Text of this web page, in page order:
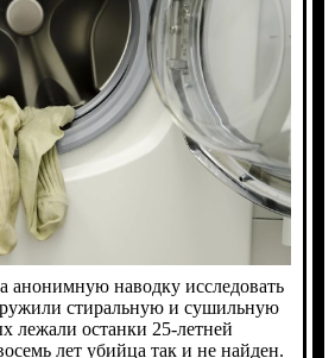
анонимную наводку исследовать
стиральную и сушильную
лежали останки 25-летней
лет убийца так и не найден.